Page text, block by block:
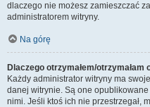
dlaczego nie możesz zamieszczać
administratorem witryny.
Na górę
Dlaczego otrzymałem/otrzymałam
Każdy administrator witryny ma
danej witrynie. Są one
nimi. Jeśli ktoś ich nie przestrzegał,